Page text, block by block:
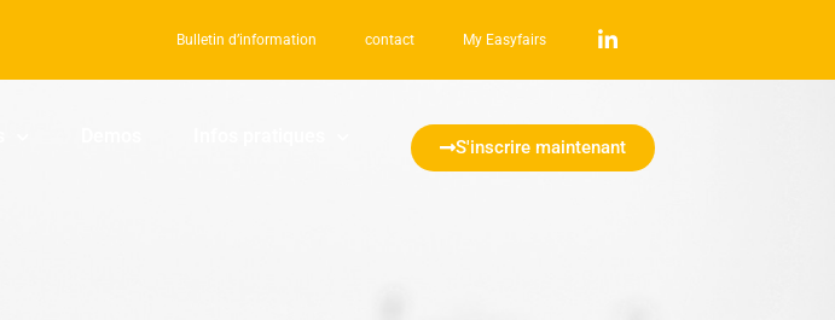
Bulletin d’information contact My Easyfairs
S'inscrire maintenant